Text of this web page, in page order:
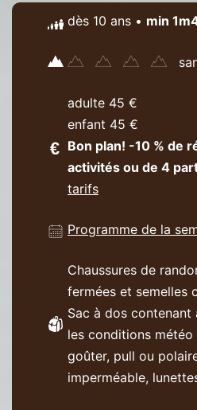
dès 10 ans • min
adulte 45 €
enfant 45 €
Bon plan! -10 % de
activités ou de 4
tarifs
Programme de la
Chaussures de
fermées et semelles
Sac à dos contenant
les conditions météo
goûter, pull ou
imperméable,